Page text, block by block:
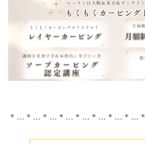
＊…＊…＊…＊…＊…＊…＊…＊…＊